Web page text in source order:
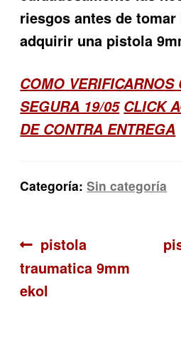
riesgos antes de
adquirir una pistola
COMO
SEGURA 19/05 CLICK
DE CONTRA ENTREGA
Categoría:Sin categoría
Navegación
de
Anterior:
pistola
traumatica 9mm
ekol